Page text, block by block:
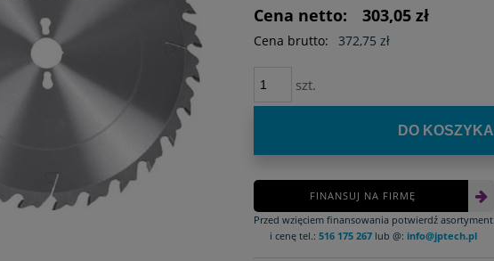
Cena netto: 303,05 zł
Cena brutto: 372,75 zł
szt.
DO KOSZYKA
FINANSUJ NA FIRMĘ
Przed wzięciem finansowania potwierdź asortyment
i cenę tel.:516 175 267 lub @: info@jptech.pl